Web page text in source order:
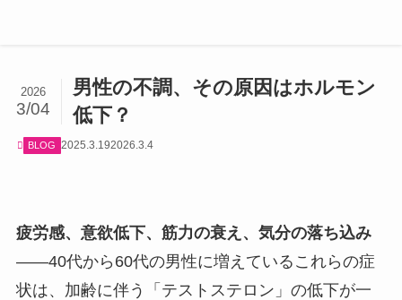
男性の不調、その原因はホルモン
低下？
2026
3/04
BLOG 2025.3.192026.3.4
疲労感、意欲低下、筋力の衰え、気分の落ち込み
――40代から60代の男性に増えているこれらの症
状は、加齢に伴う「テストステロン」の低下が一